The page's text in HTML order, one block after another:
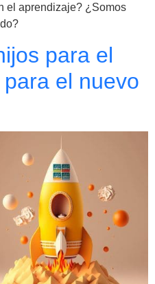
el aprendizaje? ¿Somos
para el
el nuevo